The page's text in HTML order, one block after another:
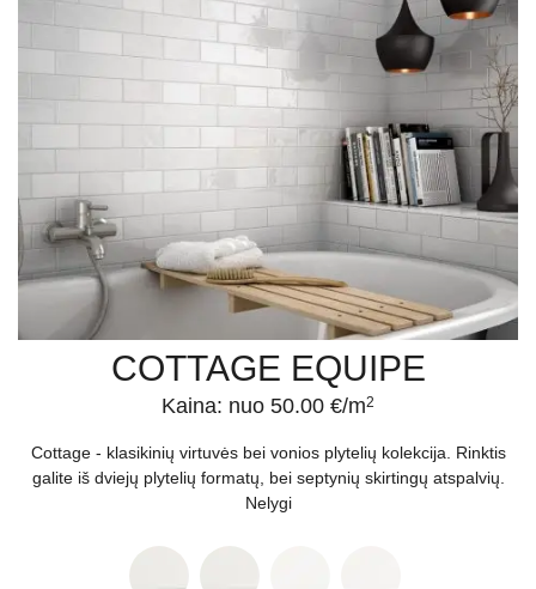
COTTAGE EQUIPE
Kaina: nuo 50.00 €/m2
Cottage - klasikinių virtuvės bei vonios plytelių kolekcija. Rinktis
galite iš dviejų plytelių formatų, bei septynių skirtingų atspalvių.
Nelygi